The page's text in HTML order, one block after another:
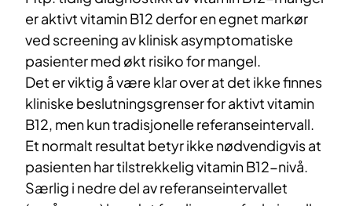
er aktivt vitamin B12 derfor en egnet markør
ved screening av klinisk asymptomatiske
pasienter med økt risiko for mangel.
Det er viktig å være klar over at det ikke finnes
kliniske beslutningsgrenser for aktivt vitamin
B12, men kun tradisjonelle referanseintervall.
Et normalt resultat betyr ikke nødvendigvis at
pasienten har tilstrekkelig vitamin B12-nivå.
Særlig i nedre del av referanseintervallet